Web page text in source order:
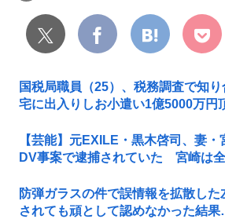
国税局職員（25）、税務調査で知
宅に出入りしお小遣い1億5000万円
【芸能】元EXILE・黒木啓司、妻
DV事案で逮捕されていた 宮崎は
防弾ガラスの件で誤情報を拡散し
されても頑として認めなかった結